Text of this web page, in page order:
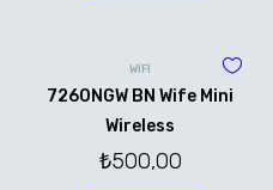
WİFİ
7260NGW BN Wife Mini
Wireless
₺500,00